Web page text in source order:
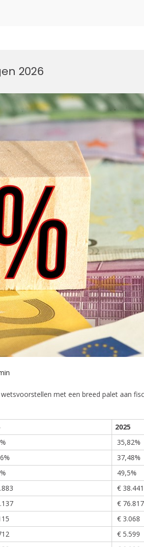
2026
met een breed palet aan
2025
35,82%
37,48%
49,5%
€ 38.441
€ 76.817
€ 3.068
€ 5.599